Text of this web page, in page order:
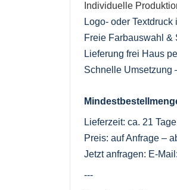
Individuelle
Logo- oder
Freie Farbauswahl &
Lieferung frei Haus
Schnelle Umsetzung
Lieferzeit: ca. 21
Preis: auf Anfrage –
Jetzt anfragen: E-Mail:
---